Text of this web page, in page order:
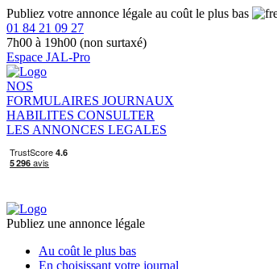
Publiez votre annonce légale au coût le plus bas
01 84 21 09 27
7h00 à 19h00 (non surtaxé)
Espace JAL-Pro
NOS
FORMULAIRES JOURNAUX
HABILITES CONSULTER
LES ANNONCES LEGALES
Publiez une annonce légale
Au coût le plus bas
En choisissant votre journal